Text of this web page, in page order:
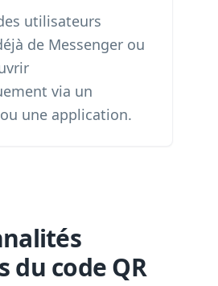
utilisateurs
de Messenger ou
via un
une application.
du code QR